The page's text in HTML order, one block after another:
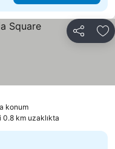
Paylaş
konumFiyatları görün
0.8 km uzaklıkta